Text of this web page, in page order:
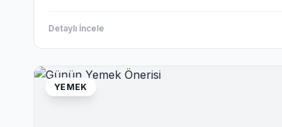
Detaylı İncele
YEMEK